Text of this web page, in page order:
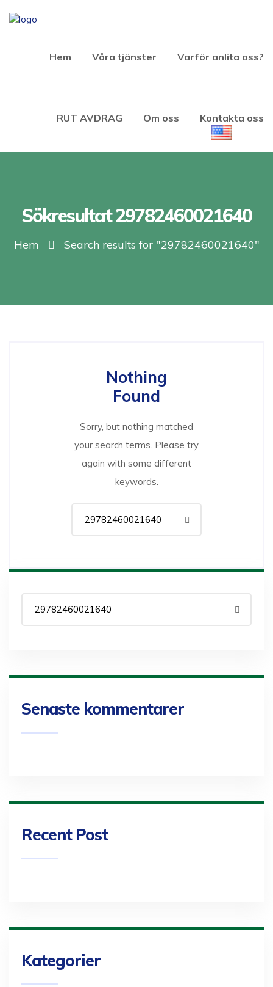
Hem Våra tjänster Varför anlita oss?
RUT AVDRAG Om oss Kontakta oss
Sökresultat 29782460021640
Hem Search results for "29782460021640"
Nothing
Found
Sorry, but nothing matched
your search terms. Please try
again with some different
keywords.
Senaste kommentarer
Recent Post
Kategorier